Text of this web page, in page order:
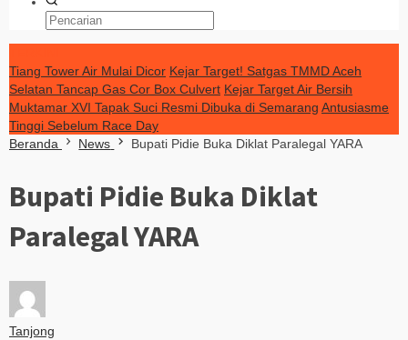
Tiang Tower Air Mulai Dicor Kejar Target! Satgas TMMD Aceh
Selatan Tancap Gas Cor Box Culvert Kejar Target Air Bersih
Muktamar XVI Tapak Suci Resmi Dibuka di Semarang Antusiasme
Tinggi Sebelum Race Day
Beranda
News Bupati Pidie Buka Diklat Paralegal YARA
Bupati Pidie Buka Diklat
Paralegal YARA
Tanjong